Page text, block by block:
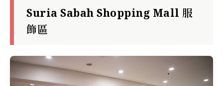
Suria Sabah Shopping Mall 服
飾區